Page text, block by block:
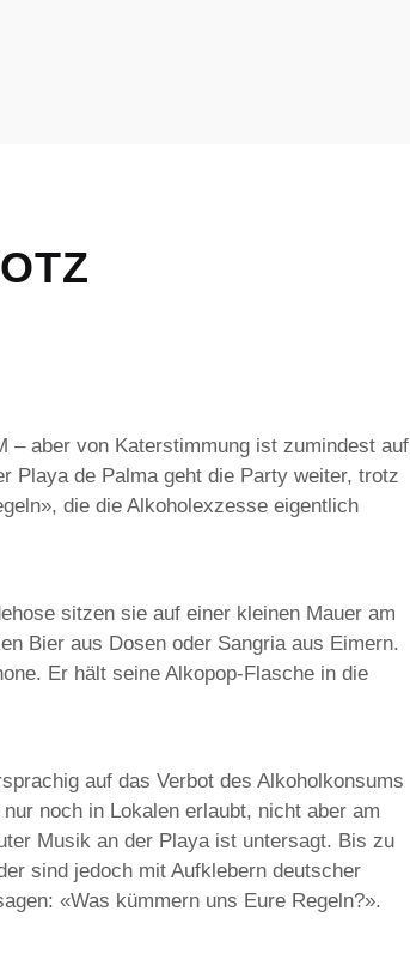
– aber von Katerstimmung ist zumindest auf
Playa de Palma geht die Party weiter, trotz
die die Alkoholexzesse eigentlich
sitzen sie auf einer kleinen Mauer am
Bier aus Dosen oder Sangria aus Eimern.
Er hält seine Alkopop-Flasche in die
auf das Verbot des Alkoholkonsums
noch in Lokalen erlaubt, nicht aber am
Musik an der Playa ist untersagt. Bis zu
sind jedoch mit Aufklebern deutscher
«Was kümmern uns Eure Regeln?».